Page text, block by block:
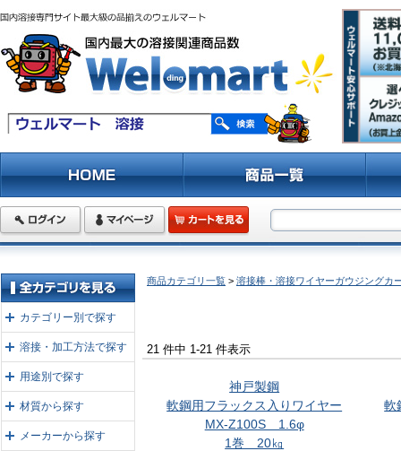
カテゴリー別で探す
溶接・加工方法で探す
用途別で探す
材質から探す
メーカーから探す
商品カテゴリ一覧 > 溶接棒・溶接ワイヤーガウジングカ
21 件中 1-21 件表示
神戸製鋼
軟鋼用フラックス入りワイヤー
MX-Z100S 1.6φ
1巻 20㎏
軟